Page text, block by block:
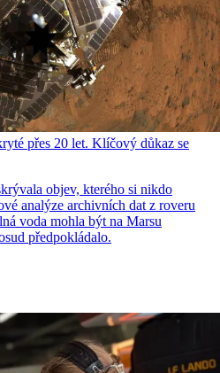
přes 20 let. Klíčový důkaz se
objev, kterého si nikdo
analýze archivních dat z roveru
voda mohla být na Marsu
předpokládalo.